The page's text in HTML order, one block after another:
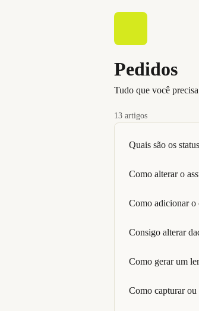
Pedidos
Tudo que você
13 artigos
Quais são os
Como alterar o
Como adicionar o
Consigo alterar
Como gerar um
Como capturar ou